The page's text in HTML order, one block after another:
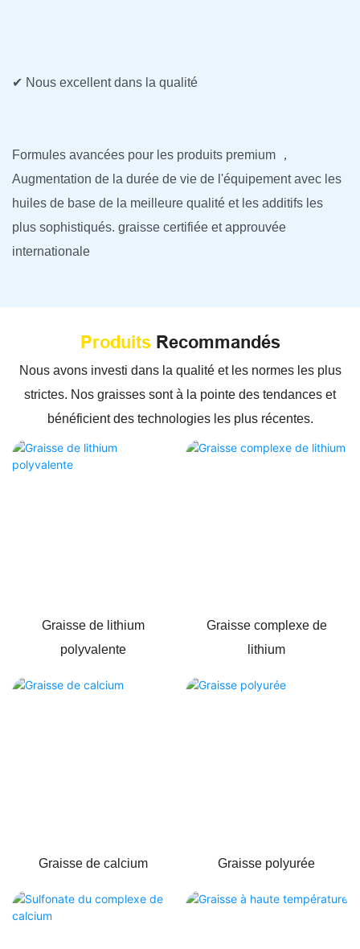
✔ Nous excellent dans la qualité
Formules avancées pour les produits premium ，
Augmentation de la durée de vie de l'équipement avec les
huiles de base de la meilleure qualité et les additifs les
plus sophistiqués. graisse certifiée et approuvée
internationale
ProduitsRecommandés
Nous avons investi dans la qualité et les normes les plus
strictes. Nos graisses sont à la pointe des tendances et
bénéficient des technologies les plus récentes.
Graisse de lithium
polyvalente
Graisse complexe de
lithium
Graisse de calcium Graisse polyurée